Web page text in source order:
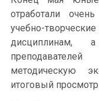
отработали
учебно-
дисциплинам,
преподавателей
методическую
итоговый просмотр.